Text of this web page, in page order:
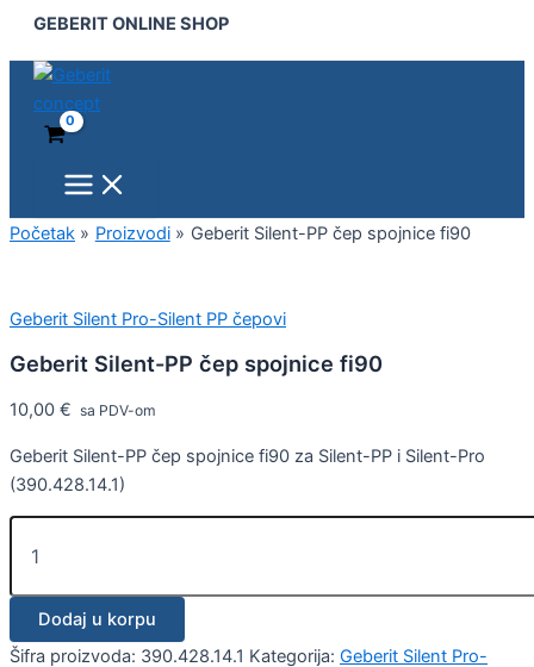
Pređi
sadržaj
GEBERIT ONLINE SHOP
Menu
Početak Proizvodi Geberit Silent-PP čep spojnice fi90
Geberit Silent Pro-Silent PP čepovi
Geberit Silent-PP čep spojnice fi90
10,00 € sa PDV-om
Geberit Silent-PP čep spojnice fi90 za Silent-PP i Silent-Pro
(390.428.14.1)
Silent-
PP
čep
spojnice
Dodaj u korpu
Šifra proizvoda: 390.428.14.1 Kategorija: Geberit Silent Pro-